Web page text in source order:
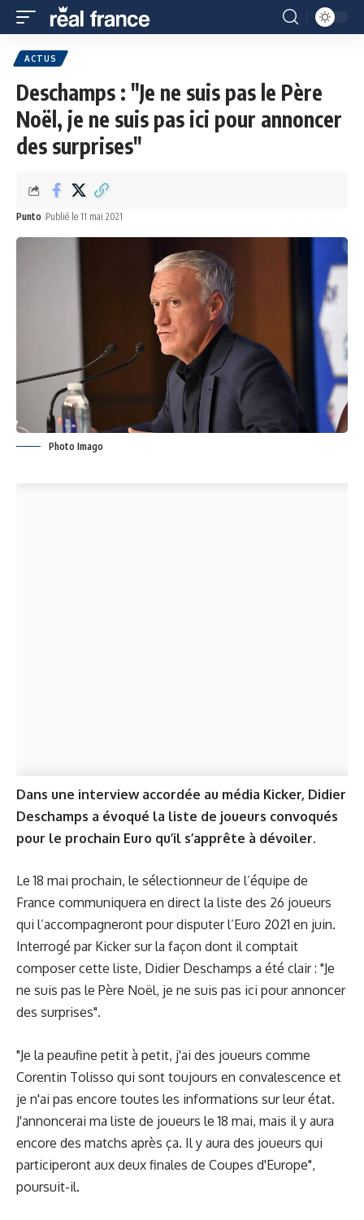
ACTUS
Deschamps : "Je ne suis pas le Père
Noël, je ne suis pas ici pour annoncer
des surprises"
Punto Publié le 11 mai 2021
Photo Imago
Dans une interview accordée au média Kicker, Didier
Deschamps a évoqué la liste de joueurs convoqués
pour le prochain Euro qu’il s’apprête à dévoiler.
Le 18 mai prochain, le sélectionneur de l’équipe de
France communiquera en direct la liste des 26 joueurs
qui l’accompagneront pour disputer l’Euro 2021 en juin.
Interrogé par Kicker sur la façon dont il comptait
composer cette liste, Didier Deschamps a été clair : "Je
ne suis pas le Père Noël, je ne suis pas ici pour annoncer
des surprises".
"Je la peaufine petit à petit, j'ai des joueurs comme
Corentin Tolisso qui sont toujours en convalescence et
je n'ai pas encore toutes les informations sur leur état.
J'annoncerai ma liste de joueurs le 18 mai, mais il y aura
encore des matchs après ça. Il y aura des joueurs qui
participeront aux deux finales de Coupes d'Europe",
poursuit-il.